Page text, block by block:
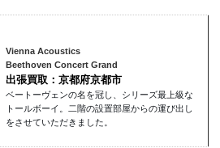
Vienna Acoustics
Beethoven Concert Grand
出張買取：京都府京都市
ベートーヴェンの名を冠し、シリーズ最上級な
トールボーイ。二階の設置部屋からの運び出し
をさせていただきました。